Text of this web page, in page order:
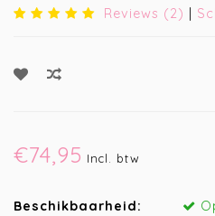
Reviews (2) |
€74,95 Incl. btw
Beschikbaarheid: